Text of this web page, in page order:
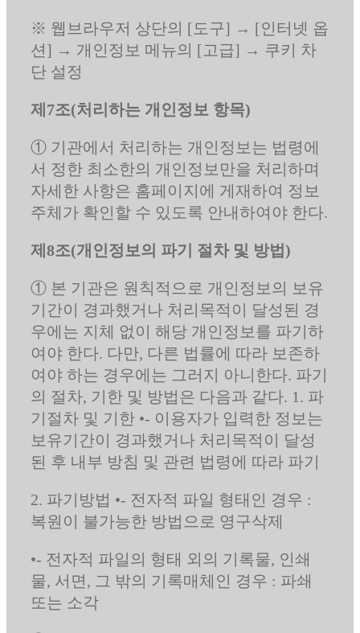
※ 웹브라우저 상단의 [도구] → [인터넷 옵
션] → 개인정보 메뉴의 [고급] → 쿠키 차
단 설정
제7조(처리하는 개인정보 항목)
① 기관에서 처리하는 개인정보는 법령에
서 정한 최소한의 개인정보만을 처리하며
자세한 사항은 홈페이지에 게재하여 정보
주체가 확인할 수 있도록 안내하여야 한다.
제8조(개인정보의 파기 절차 및 방법)
① 본 기관은 원칙적으로 개인정보의 보유
기간이 경과했거나 처리목적이 달성된 경
우에는 지체 없이 해당 개인정보를 파기하
여야 한다. 다만, 다른 법률에 따라 보존하
여야 하는 경우에는 그러지 아니한다. 파기
의 절차, 기한 및 방법은 다음과 같다. 1. 파
기절차 및 기한 •- 이용자가 입력한 정보는
보유기간이 경과했거나 처리목적이 달성
된 후 내부 방침 및 관련 법령에 따라 파기
2. 파기방법 •- 전자적 파일 형태인 경우 :
복원이 불가능한 방법으로 영구삭제
•- 전자적 파일의 형태 외의 기록물, 인쇄
물, 서면, 그 밖의 기록매체인 경우 : 파쇄
또는 소각